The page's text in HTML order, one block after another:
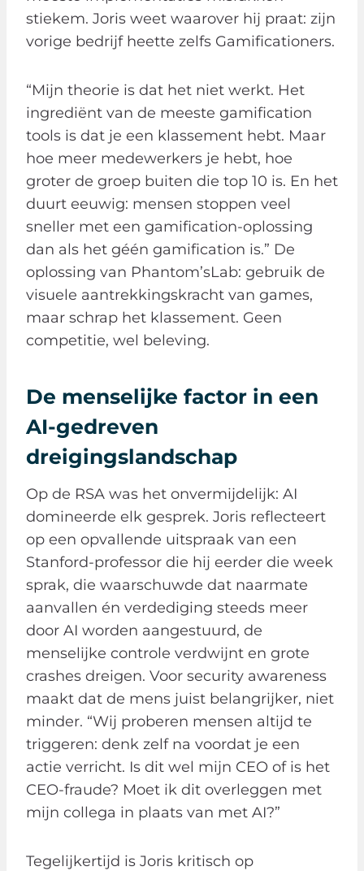
stiekem. Joris weet waarover hij praat: zijn
vorige bedrijf heette zelfs Gamificationers.
“Mijn theorie is dat het niet werkt. Het
ingrediënt van de meeste gamification
tools is dat je een klassement hebt. Maar
hoe meer medewerkers je hebt, hoe
groter de groep buiten die top 10 is. En het
duurt eeuwig: mensen stoppen veel
sneller met een gamification-oplossing
dan als het géén gamification is.” De
oplossing van Phantom’sLab: gebruik de
visuele aantrekkingskracht van games,
maar schrap het klassement. Geen
competitie, wel beleving.
De menselijke factor in een
AI-gedreven
dreigingslandschap
Op de RSA was het onvermijdelijk: AI
domineerde elk gesprek. Joris reflecteert
op een opvallende uitspraak van een
Stanford-professor die hij eerder die week
sprak, die waarschuwde dat naarmate
aanvallen én verdediging steeds meer
door AI worden aangestuurd, de
menselijke controle verdwijnt en grote
crashes dreigen. Voor security awareness
maakt dat de mens juist belangrijker, niet
minder. “Wij proberen mensen altijd te
triggeren: denk zelf na voordat je een
actie verricht. Is dit wel mijn CEO of is het
CEO-fraude? Moet ik dit overleggen met
mijn collega in plaats van met AI?”
Tegelijkertijd is Joris kritisch op